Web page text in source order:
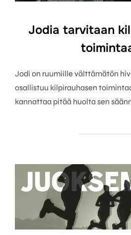
Jodia tarvitaan
Jodi on ruumiille välttämätön
osallistuu kilpirauhasen
kannattaa pitää huolta sen